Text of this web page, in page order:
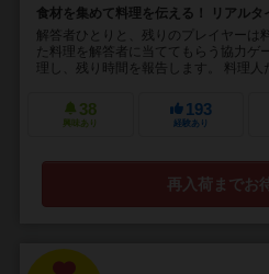
食材を集めて料理を伝える！ リアル
解答者ひとりと、残りのプレイヤーは
た料理を解答者に当ててもらう協力ゲ
理し、残り時間を報告します。 料理人
38
興味あり
193
経験あり
再入荷までお